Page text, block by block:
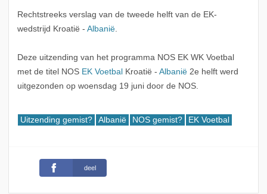
Rechtstreeks verslag van de tweede helft van de EK-
wedstrijd Kroatië - Albanië.
Deze uitzending van het programma NOS EK WK Voetbal
met de titel NOS EK Voetbal Kroatië - Albanië2e helft werd
uitgezonden op woensdag 19 juni door de NOS.
Uitzending gemist? Albanië NOS gemist? EK Voetbal
deel